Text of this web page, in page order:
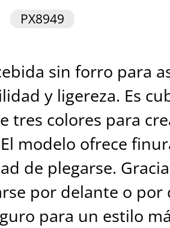
PX8949
sin forro para
y ligereza. Es
tres colores para
modelo ofrece
de plegarse.
por delante o
para un estilo